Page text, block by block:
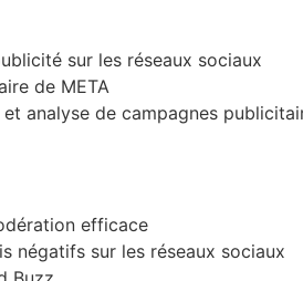
sur les réseaux sociaux
de META
analyse de campagnes
efficace
négatifs sur les réseaux sociaux